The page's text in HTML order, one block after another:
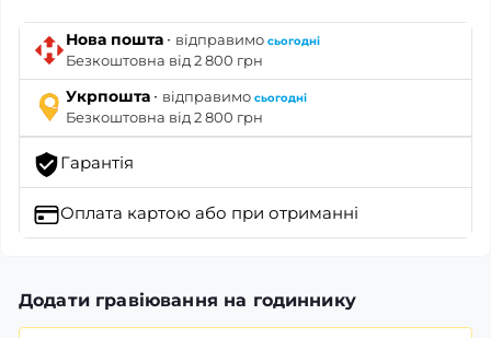
Нова пошта · відправимо сьогодні
Безкоштовна від 2 800 грн
Укрпошта · відправимо сьогодні
Безкоштовна від 2 800 грн
Гарантія
Оплата картою або при отриманні
Додати гравіювання на годиннику